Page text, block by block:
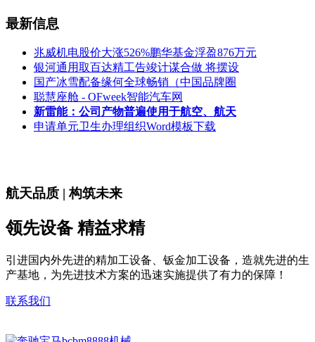
最新信息
兆威机电股价大涨526%鹏华基金浮盈876万元
银河通用取百达精工告竣计谋合做 将摆设
国产冰雪配备缘何全球畅销（中国品牌圈
聪慧座舱 - OFweek智能汽车网
新雷能：公司产物普遍使用于航空、航天
申请单元卫生办理组织Word模板下载
航天品质 | 构筑未来
领先设备 精益求精
引进国内外先进的精加工设备、钣金加工设备，造就先进的生
产基地，为先进技术方案的迅速实施提供了有力的保障！
联系我们